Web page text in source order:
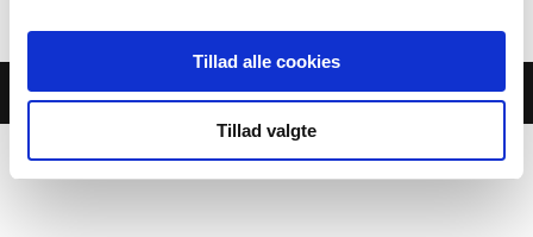
Tillad alle cookies
Tillad valgte
© Café Jambo |Cookie- og privatlivspolitik